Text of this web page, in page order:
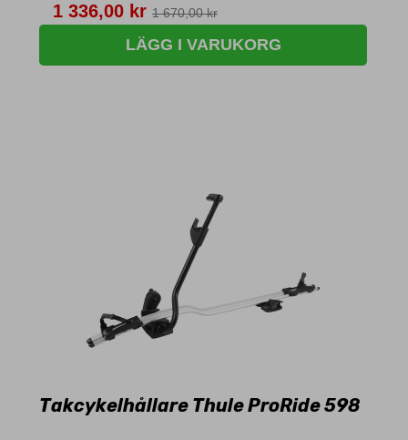
Pris
1 336,00 kr 1 670,00 kr
LÄGG I VARUKORG
Takcykelhållare Thule ProRide 598